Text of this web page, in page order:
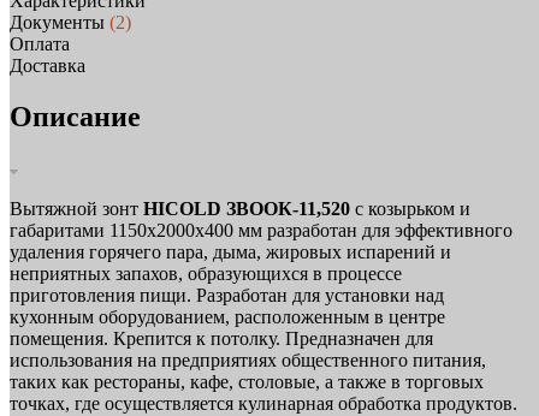
Документы (2)
Оплата
Доставка
Описание
Вытяжной зонт HICOLD ЗВООК-11,520 с козырьком и
габаритами 1150x2000x400 мм разработан для эффективного
удаления горячего пара, дыма, жировых испарений и
неприятных запахов, образующихся в процессе
приготовления пищи. Разработан для установки над
кухонным оборудованием, расположенным в центре
помещения. Крепится к потолку. Предназначен для
использования на предприятиях общественного питания,
таких как рестораны, кафе, столовые, а также в торговых
точках, где осуществляется кулинарная обработка продуктов.